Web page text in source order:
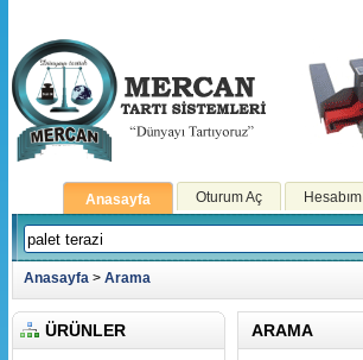
Anasayfa Oturum Aç Hesabım
Anasayfa > Arama
ÜRÜNLER ARAMA